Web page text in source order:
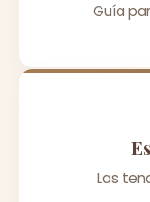
Guía
Las